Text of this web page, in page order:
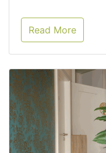
Read More